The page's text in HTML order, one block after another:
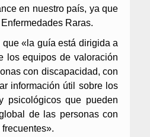
en nuestro país, ya que
Raras.
que «la guía está dirigida a
los equipos de valoración
con discapacidad, con
información útil sobre los
psicológicos que pueden
de las personas con